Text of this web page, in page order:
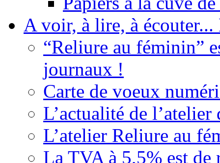
A voir, à lire, à écouter...
“Reliure au féminin”
journaux !
Carte de voeux
L’actualité de
L’atelier Reliure au
La TVA à 5,5% est de